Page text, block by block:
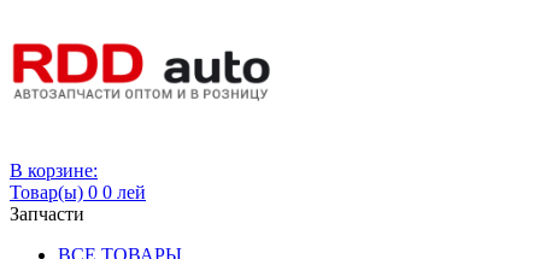
В корзине:
Товар(ы) 0 0 лей
Запчасти
ВСЕ ТОВАРЫ